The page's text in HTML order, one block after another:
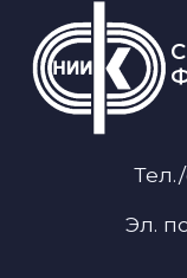
Эл.